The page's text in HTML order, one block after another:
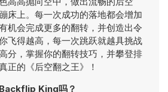
床上。每一次成功的落地都会增加
机会完成更多的翻转，并创造出令
飞得越高，每一次跳跃就越具挑战
分，掌握你的翻转技巧，并攀登排
正的《后空翻之王》！
King吗？